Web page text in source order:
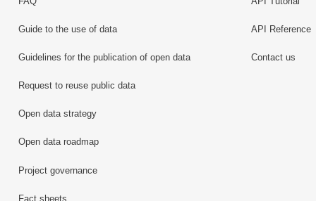
Guide to the use of data
Guidelines for the publication of open data
Request to reuse public data
Open data strategy
Open data roadmap
Project governance
Fact sheets
API Reference
Contact us